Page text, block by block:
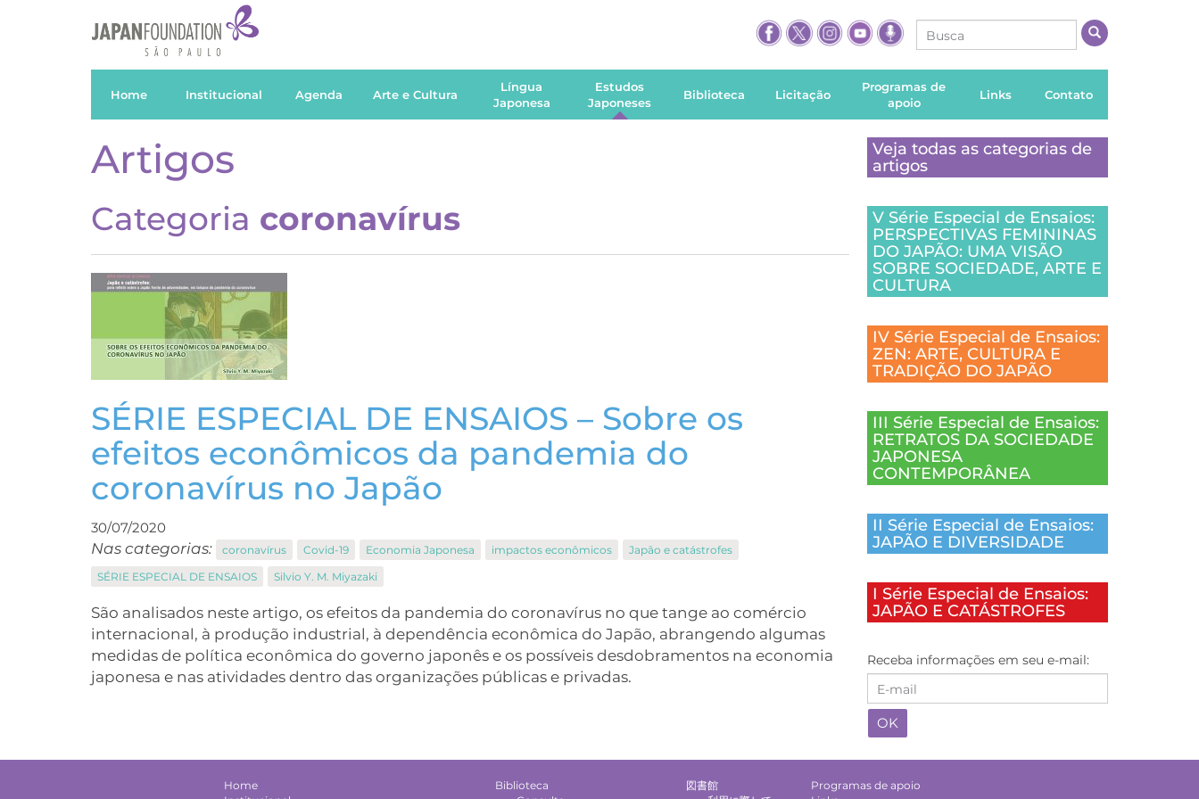
Home Institucional Agenda Arte e Cultura
Língua
Japonesa
Estudos
Japoneses
Biblioteca Licitação
Programas de
apoio
Links Contato
Artigos
Categoria coronavírus
SÉRIE ESPECIAL DE ENSAIOS – Sobre os
efeitos econômicos da pandemia do
coronavírus no Japão
30/07/2020
Nas categorias: coronavírus Covid-19 Economia Japonesa impactos econômicos
Japão e catástrofes
SÉRIE ESPECIAL DE ENSAIOS
Silvio Y. M. Miyazaki
São analisados neste artigo, os efeitos da pandemia do coronavírus no que tange ao comércio
internacional, à produção industrial, à dependência econômica do Japão, abrangendo algumas
medidas de política econômica do governo japonês e os possíveis desdobramentos na economia
japonesa e nas atividades dentro das organizações públicas e privadas.
Veja todas as categorias de
artigos
V Série Especial de Ensaios:
PERSPECTIVAS FEMININAS
DO JAPÃO: UMA VISÃO
SOBRE SOCIEDADE, ARTE E
CULTURA
IV Série Especial de Ensaios:
ZEN: ARTE, CULTURA E
TRADIÇÃO DO JAPÃO
III Série Especial de Ensaios:
RETRATOS DA SOCIEDADE
JAPONESA
CONTEMPORÂNEA
II Série Especial de Ensaios:
JAPÃO E DIVERSIDADE
I Série Especial de Ensaios:
JAPÃO E CATÁSTROFES
Receba informações em seu e-mail:
Home
Biblioteca
図書館
Programas de apoio